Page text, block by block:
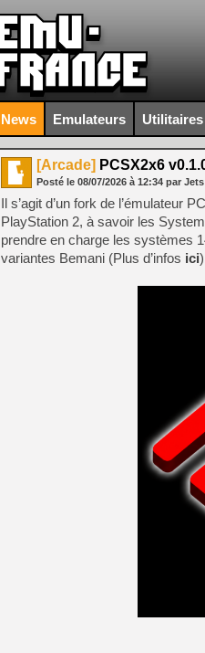
News Emulateurs Utilitaires
[Arcade] PCSX2x6
Posté le 08/07/2026 à 12:34 par Jets
Il s’agit d’un fork de l’émulateur
PlayStation 2, à savoir les
prendre en charge les systèmes
variantes Bemani (Plus d’infos ici